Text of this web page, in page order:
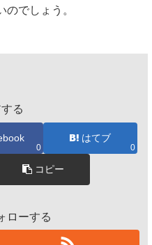
でしょう。
る
0
はてブ
0
コピー
ローする